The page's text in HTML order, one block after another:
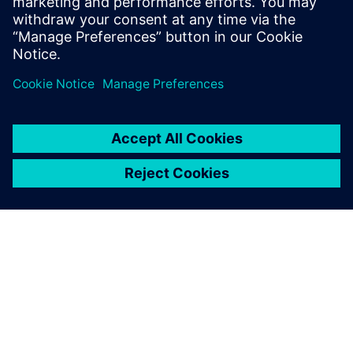
Enthusiasm and an openness to new technologies.